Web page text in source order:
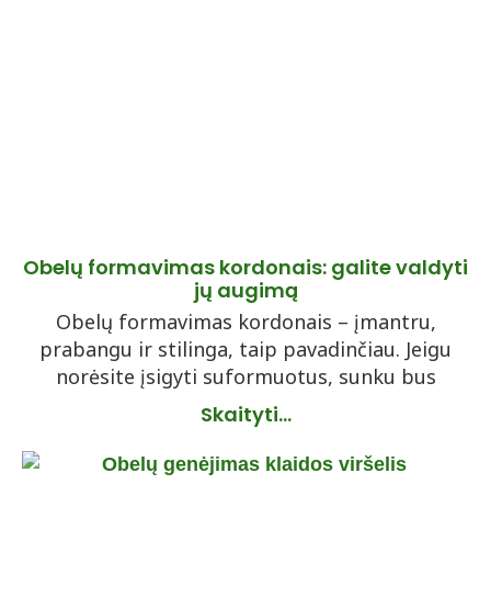
Obelų formavimas kordonais: galite valdyti
jų augimą
Obelų formavimas kordonais – įmantru,
prabangu ir stilinga, taip pavadinčiau. Jeigu
norėsite įsigyti suformuotus, sunku bus
Skaityti...